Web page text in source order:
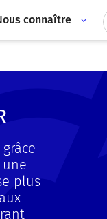
connaître
une
plus